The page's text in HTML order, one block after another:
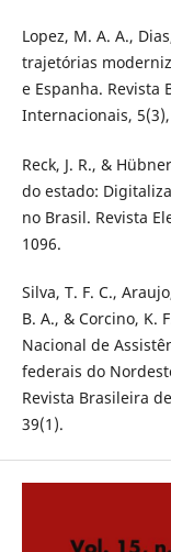
Lopez, M. A. A.,
trajetórias
e Espanha. Revista
Internacionais,
Reck, J. R., &
do estado:
no Brasil. Revista
1096.
Silva, T. F. C.,
B. A., & Corcino, K.
Nacional de
federais do
Revista Brasileira
39(1).